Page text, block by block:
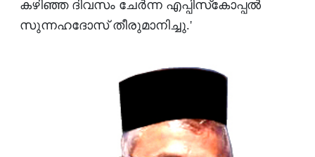
കഴിഞ്ഞ ദിവസം ചേര്‍ന്ന എപ്പിസ്‌കോപ്പല്‍
സുന്നഹദോസ് തീരുമാനിച്ചു.'